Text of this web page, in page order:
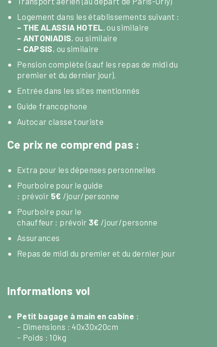
Logement dans les établissements suivant :
– THE ALASSIA HOTEL ,ou similaire
– ANTONIADIS, ou similaire
– CAPSIS, ou similaire
Pension complète (sauf les repas de midi du
premier et du dernier jour).
Entrée dans les sites mentionnés
Guide francophone
Autocar classe touriste
Ce prix ne comprend pas :
Extra pour les dépenses personnelles
Pourboire pour le guide
: prévoir 5€ /jour/personne
Pourboire pour le
chauffeur : prévoir 3€ /jour/personne
Assurances
Repas de midi du premier et du dernier jour
Informations vol
Petit bagage à main en cabine :
– Dimensions : 40x30x20cm
– Poids : 10kg